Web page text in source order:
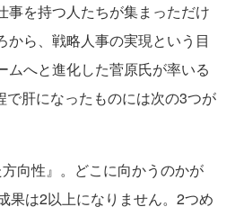
を持つ人たちが集まっただけ
から、戦略人事の実現という目
ムへと進化した菅原氏が率いる
肝になったものには次の3つが
向性』。どこに向かうのかが
果は2以上になりません。2つめ